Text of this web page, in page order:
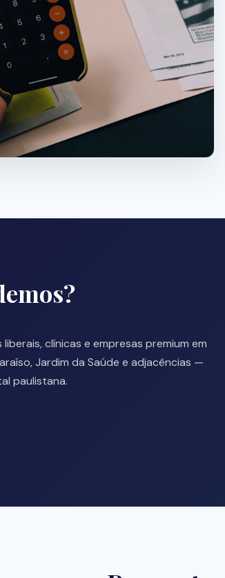
clínicas e empresas premium em
Jardim da Saúde e adjacências —
paulistana.